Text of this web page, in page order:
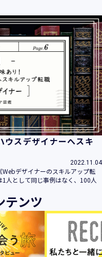
ド、ニックネーム、IPア
別できる情報
それにより特定の個人を
のを含みます。）
以下総称して「当社サー
客様が、当社でご利用に
、ご利用回数などのご利
報を取得させていただき
れた個人情報を、当社は
の手段により取得・収集
面、電話等の手段によっ
当社は取得・収集させて
ウスデザイナーへスキ
2022.11.04
デザイナーのスキルアップ転
人として同じ事例はなく、100人
テンツ